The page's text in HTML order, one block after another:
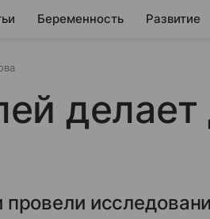
Беременность Развитие
делает